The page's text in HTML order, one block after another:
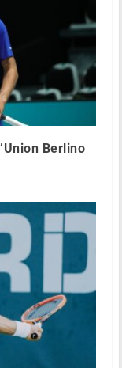
Berlino